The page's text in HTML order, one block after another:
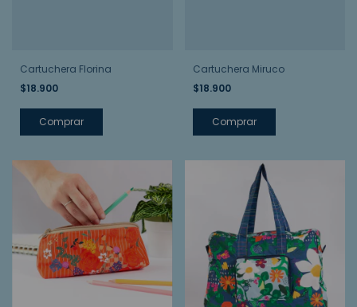
Cartuchera Florina
$18.900
Cartuchera Miruco
$18.900